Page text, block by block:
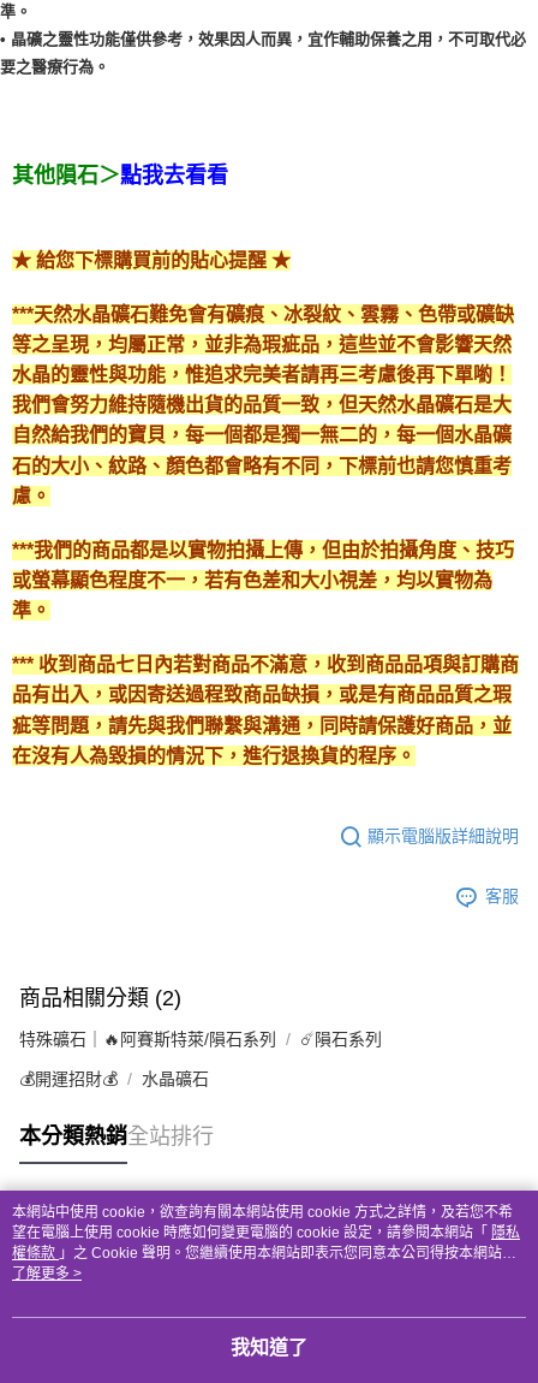
準。
• 晶礦之靈性功能僅供參考，效果因人而異，宜作輔助保養之用，不可取代必
要之醫療行為。
其他隕石＞點我去看看
★ 給您下標購買前的貼心提醒 ★
***天然水晶礦石難免會有礦痕、冰裂紋、雲霧、色帶或礦缺
等之呈現，均屬正常，並非為瑕疵品，這些並不會影響天然
水晶的靈性與功能，惟追求完美者請再三考慮後再下單喲！
我們會努力維持隨機出貨的品質一致，但天然水晶礦石是大
自然給我們的寶貝，每一個都是獨一無二的，每一個水晶礦
石的大小、紋路、顏色都會略有不同，下標前也請您慎重考
慮。
***我們的商品都是以實物拍攝上傳，但由於拍攝角度、技巧
或螢幕顯色程度不一，若有色差和大小視差，均以實物為
準。
*** 收到商品七日內若對商品不滿意，收到商品品項與訂購商
品有出入，或因寄送過程致商品缺損，或是有商品品質之瑕
疵等問題，請先與我們聯繫與溝通，同時請保護好商品，並
在沒有人為毀損的情況下，進行退換貨的程序。
顯示電腦版詳細說明
客服
商品相關分類 (2)
特殊礦石｜🔥阿賽斯特萊/隕石系列 ☄️隕石系列
💰開運招財💰 水晶礦石
本分類熱銷全站排行
熱門標籤
本網站中使用 cookie，欲查詢有關本網站使用 cookie 方式之詳情，及若您不希
望在電腦上使用 cookie 時應如何變更電腦的 cookie 設定，請參閱本網站「 隱私
權條款 」之 Cookie 聲明。您繼續使用本網站即表示您同意本公司得按本網站使
用條款之 Cookie 聲明使用 cookie。
了解更多 >
我知道了